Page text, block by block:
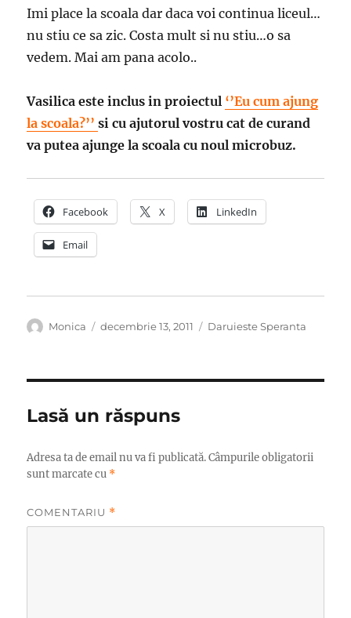
Imi place la scoala dar daca voi continua liceul…
nu stiu ce sa zic. Costa mult si nu stiu…o sa
vedem. Mai am pana acolo..
Vasilica este inclus in proiectul ‘’Eu cum ajung
la scoala?’’si cu ajutorul vostru cat de curand
va putea ajunge la scoala cu noul microbuz.
Facebook X LinkedIn
Email
Autor
Monica
Publicat
decembrie 13, 2011 Categorii
Daruieste Speranta
Lasă un răspuns
Adresa ta de email nu va fi publicată. Câmpurile obligatorii
sunt marcate cu *
COMENTARIU *